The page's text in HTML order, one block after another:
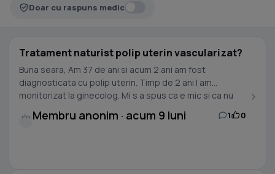
Doar cu raspuns medic
Tratament naturist polip uterin vascularizat?
Buna seara, Am 37 de ani si acum 2 ani am fost
diagnosticata cu polip uterin. Timp de 2 ani l am
monitorizat la ginecolog. Mi s a spus ca e mic si ca nu
Membru anonim · acum 9 luni 1 0